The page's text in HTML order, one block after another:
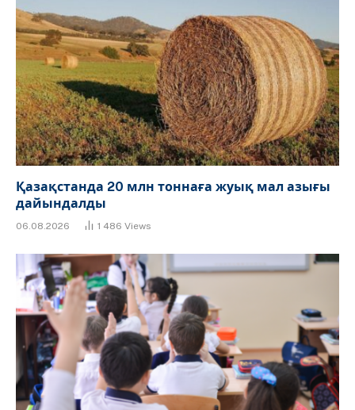
Қазақстанда 20 млн тоннаға жуық мал азығы
дайындалды
06.08.2026 1 486 Views